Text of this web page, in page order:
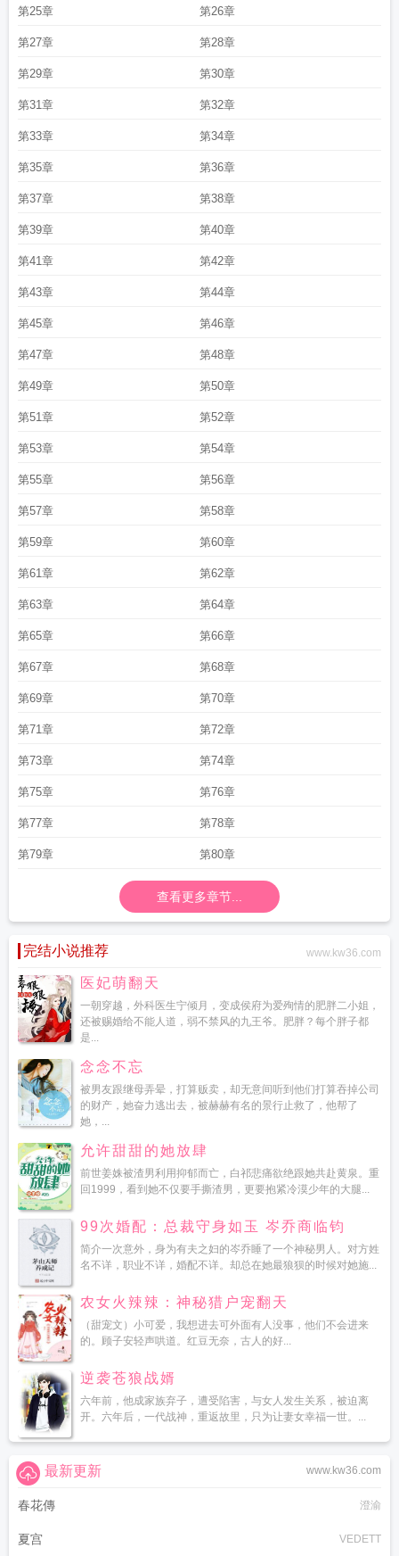
第25章 第26章
第27章 第28章
第29章 第30章
第31章 第32章
第33章 第34章
第35章 第36章
第37章 第38章
第39章 第40章
第41章 第42章
第43章 第44章
第45章 第46章
第47章 第48章
第49章 第50章
第51章 第52章
第53章 第54章
第55章 第56章
第57章 第58章
第59章 第60章
第61章 第62章
第63章 第64章
第65章 第66章
第67章 第68章
第69章 第70章
第71章 第72章
第73章 第74章
第75章 第76章
第77章 第78章
第79章 第80章
查看更多章节...
完结小说推荐 www.kw36.com
医妃萌翻天
一朝穿越，外科医生宁倾月，变成侯府为爱殉情的肥胖二小姐，
还被赐婚给不能人道，弱不禁风的九王爷。肥胖？每个胖子都
是...
念念不忘
被男友跟继母弄晕，打算贩卖，却无意间听到他们打算吞掉公司
的财产，她奋力逃出去，被赫赫有名的景行止救了，他帮了
她，...
允许甜甜的她放肆
前世姜姝被渣男利用抑郁而亡，白祁悲痛欲绝跟她共赴黄泉。重
回1999，看到她不仅要手撕渣男，更要抱紧冷漠少年的大腿...
99次婚配：总裁守身如玉 岑乔商临钧
简介一次意外，身为有夫之妇的岑乔睡了一个神秘男人。对方姓
名不详，职业不详，婚配不详。却总在她最狼狈的时候对她施...
农女火辣辣：神秘猎户宠翻天
（甜宠文）小可爱，我想进去可外面有人没事，他们不会进来
的。顾子安轻声哄道。红豆无奈，古人的好...
逆袭苍狼战婿
六年前，他成家族弃子，遭受陷害，与女人发生关系，被迫离
开。六年后，一代战神，重返故里，只为让妻女幸福一世。...
www.kw36.com
最新更新
春花傳 澄渝
夏宫 VEDETT